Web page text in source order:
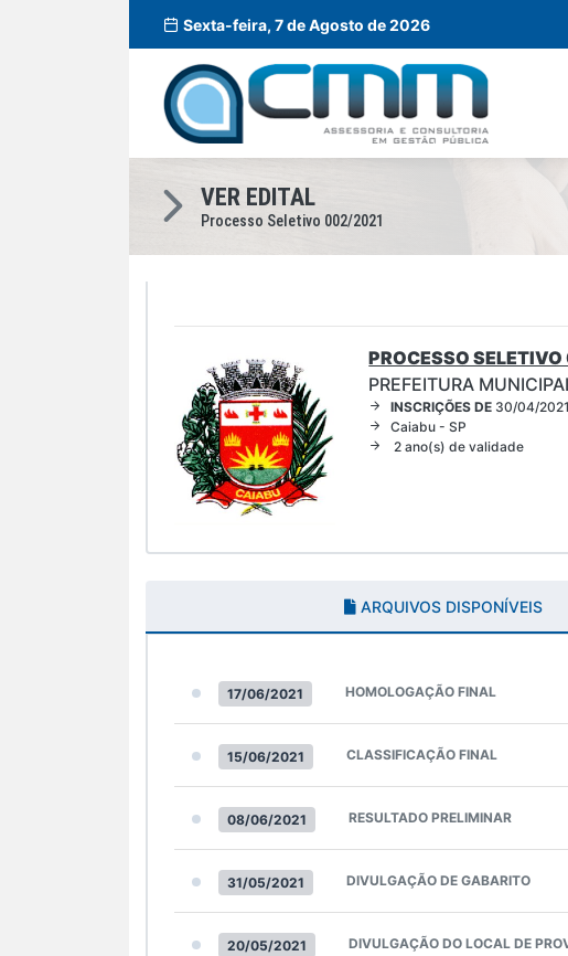
Sexta-feira, 7 de Agosto de 2026
VER EDITAL
Processo Seletivo 002/2021
PROCESSO
PREFEITURA
INSCRIÇÕES DE 30/04/
Caiabu - SP
2 ano(s) de validade
ARQUIVOS DISPONÍVEIS
17/06/2021 HOMOLOGAÇÃO FINAL
15/06/2021 CLASSIFICAÇÃO FINAL
08/06/2021 RESULTADO PRELIMINAR
31/05/2021 DIVULGAÇÃO DE GABARITO
20/05/2021 DIVULGAÇÃO DO LOCAL DE